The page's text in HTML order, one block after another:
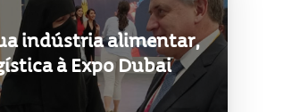
indústria alimentar,
à Expo Dubai